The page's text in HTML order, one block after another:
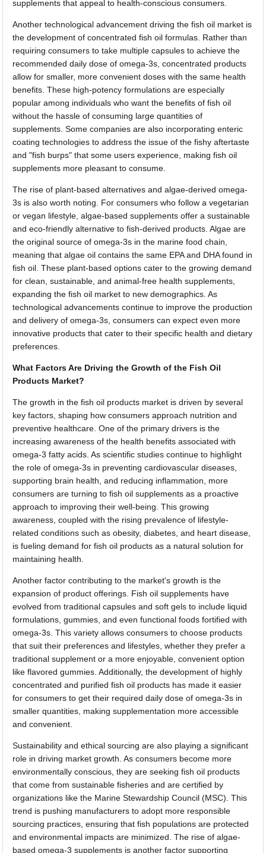
supplements that appeal to health-conscious consumers.
Another technological advancement driving the fish oil market is
the development of concentrated fish oil formulas. Rather than
requiring consumers to take multiple capsules to achieve the
recommended daily dose of omega-3s, concentrated products
allow for smaller, more convenient doses with the same health
benefits. These high-potency formulations are especially
popular among individuals who want the benefits of fish oil
without the hassle of consuming large quantities of
supplements. Some companies are also incorporating enteric
coating technologies to address the issue of the fishy aftertaste
and "fish burps" that some users experience, making fish oil
supplements more pleasant to consume.
The rise of plant-based alternatives and algae-derived omega-
3s is also worth noting. For consumers who follow a vegetarian
or vegan lifestyle, algae-based supplements offer a sustainable
and eco-friendly alternative to fish-derived products. Algae are
the original source of omega-3s in the marine food chain,
meaning that algae oil contains the same EPA and DHA found in
fish oil. These plant-based options cater to the growing demand
for clean, sustainable, and animal-free health supplements,
expanding the fish oil market to new demographics. As
technological advancements continue to improve the production
and delivery of omega-3s, consumers can expect even more
innovative products that cater to their specific health and dietary
preferences.
What Factors Are Driving the Growth of the Fish Oil
Products Market?
The growth in the fish oil products market is driven by several
key factors, shaping how consumers approach nutrition and
preventive healthcare. One of the primary drivers is the
increasing awareness of the health benefits associated with
omega-3 fatty acids. As scientific studies continue to highlight
the role of omega-3s in preventing cardiovascular diseases,
supporting brain health, and reducing inflammation, more
consumers are turning to fish oil supplements as a proactive
approach to improving their well-being. This growing
awareness, coupled with the rising prevalence of lifestyle-
related conditions such as obesity, diabetes, and heart disease,
is fueling demand for fish oil products as a natural solution for
maintaining health.
Another factor contributing to the market's growth is the
expansion of product offerings. Fish oil supplements have
evolved from traditional capsules and soft gels to include liquid
formulations, gummies, and even functional foods fortified with
omega-3s. This variety allows consumers to choose products
that suit their preferences and lifestyles, whether they prefer a
traditional supplement or a more enjoyable, convenient option
like flavored gummies. Additionally, the development of highly
concentrated and purified fish oil products has made it easier
for consumers to get their required daily dose of omega-3s in
smaller quantities, making supplementation more accessible
and convenient.
Sustainability and ethical sourcing are also playing a significant
role in driving market growth. As consumers become more
environmentally conscious, they are seeking fish oil products
that come from sustainable fisheries and are certified by
organizations like the Marine Stewardship Council (MSC). This
trend is pushing manufacturers to adopt more responsible
sourcing practices, ensuring that fish populations are protected
and environmental impacts are minimized. The rise of algae-
based omega-3 supplements is another factor supporting